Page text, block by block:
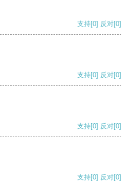
支持[0] 反对[0]
支持[0] 反对[0]
支持[0] 反对[0]
支持[0] 反对[0]